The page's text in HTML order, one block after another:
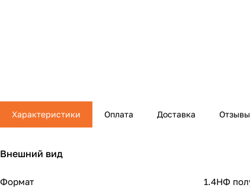
Характеристики Оплата Доставка Отзывы
Внешний вид
Формат 1.4НФ